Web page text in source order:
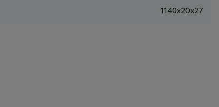
1140x20x27